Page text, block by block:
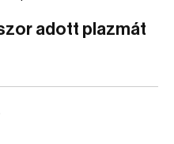
adott plazmát